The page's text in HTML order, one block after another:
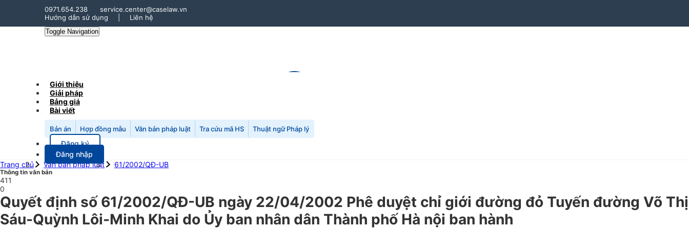
0971.654.238
service.center@caselaw.vn
Hướng dẫn sử dụng
Liên hệ
Toggle Navigation
Giới thiệu
Giải pháp
Bảng giá
Bài viết
Bản án Hợp đồng mẫu Văn bản pháp luật Tra cứu mã HS Thuật ngữ Pháp lý
Đăng ký
Đăng nhập
Trang chủ
Văn bản pháp luật 61/2002/QĐ-UB
Thông tin văn bản
411
0
Quyết định số 61/2002/QĐ-UB ngày 22/04/2002 Phê duyệt chỉ giới đường đỏ Tuyến đường Võ Thị
Sáu-Quỳnh Lôi-Minh Khai do Ủy ban nhân dân Thành phố Hà nội ban hành